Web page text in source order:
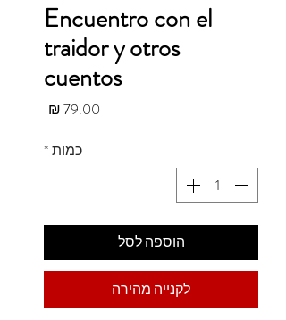
Encuentro con el
traidor y otros
cuentos
כמות*
הוספה לסל
לקנייה מהירה